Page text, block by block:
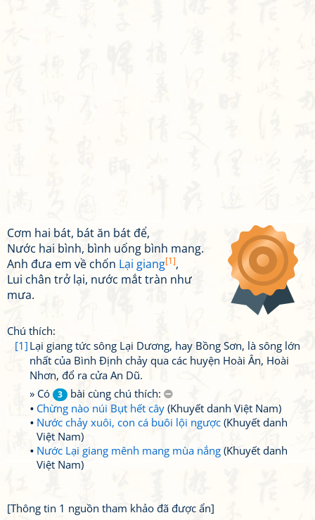
Cơm hai bát, bát ăn bát để,
Nước hai bình, bình uống bình mang.
Anh đưa em về chốn Lại giang[1],
Lui chân trở lại, nước mắt tràn như
mưa.
Chú thích:
[1] Lại giang tức sông Lại Dương, hay Bồng Sơn, là sông lớn
nhất của Bình Định chảy qua các huyện Hoài Ân, Hoài
Nhơn, đổ ra cửa An Dũ.
» Có
3
bài cùng chú thích:
Chừng nào núi Bụt hết cây (Khuyết danh Việt Nam)
Nước chảy xuôi, con cá buôi lội ngược (Khuyết danh
Việt Nam)
Nước Lại giang mênh mang mùa nắng (Khuyết danh
Việt Nam)
[Thông tin 1 nguồn tham khảo đã được ẩn]